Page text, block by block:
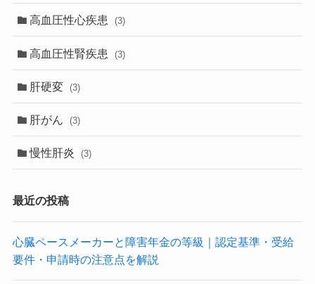
高血圧性心疾患 (3)
高血圧性腎疾患 (3)
肝硬変 (3)
肝がん (3)
慢性肝炎 (3)
最近の投稿
心臓ペースメーカーと障害年金の等級｜認定基準・受給
要件・申請時の注意点を解説